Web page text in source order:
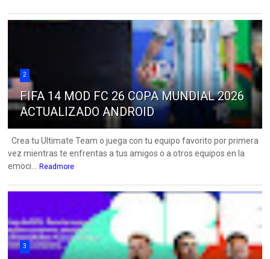
2
FIFA 14 MOD FC 26 COPA MUNDIAL 2026
ACTUALIZADO ANDROID
Crea tu Ultimate Team o juega con tu equipo favorito por primera
vez mientras te enfrentas a tus amigos o a otros equipos en la
emoci...
Readmore
3